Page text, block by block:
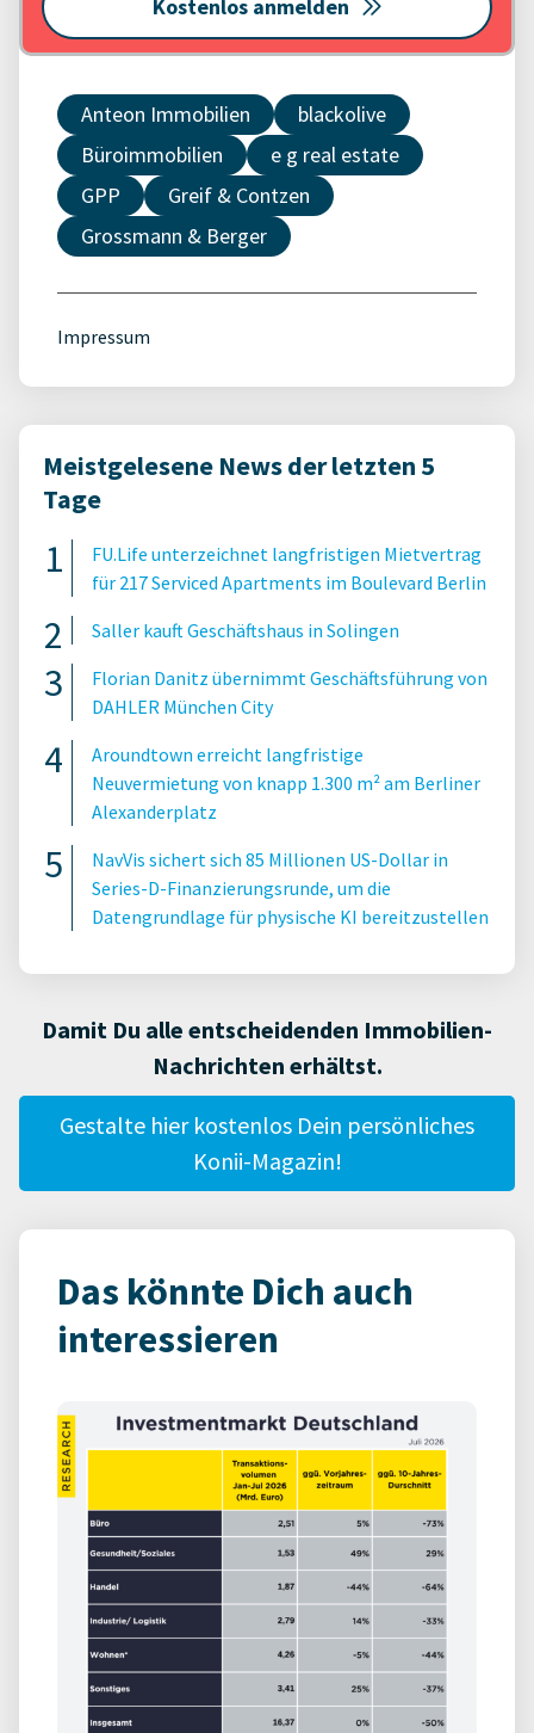
Kostenlos anmelden
Anteon Immobilien
blackolive
Büroimmobilien
e g real estate
GPP
Greif & Contzen
Grossmann & Berger
Impressum
Meistgelesene News der letzten 5
Tage
FU.Life unterzeichnet langfristigen Mietvertrag
für 217 Serviced Apartments im Boulevard Berlin
Saller kauft Geschäftshaus in Solingen
Florian Danitz übernimmt Geschäftsführung von
DAHLER München City
Aroundtown erreicht langfristige
Neuvermietung von knapp 1.300 m² am Berliner
Alexanderplatz
NavVis sichert sich 85 Millionen US-Dollar in
Series-D-Finanzierungsrunde, um die
Datengrundlage für physische KI bereitzustellen
Damit Du alle entscheidenden Immobilien-
Nachrichten erhältst.
Gestalte hier kostenlos Dein persönliches
Konii-Magazin!
Das könnte Dich auch
interessieren